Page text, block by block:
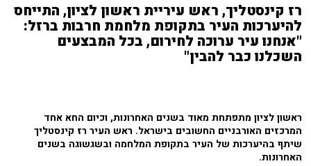
רז קינסטליך, ראש עיריית ראשון לציון, התייחס
להיערכות העיר בתקופת מלחמת חרבות ברזל:
"אנחנו עיר ערוכה לחירום, בכל המבצעים
השכלנו כבר להבין"
ראשון לציון מתפתחת מאוד בשנים האחרונות, וכיום החא אחד
המרכזים האורבניים החשובים בישראל. ראש העיר רז קינסטליך
שיתף בהיערכות של העיר בתקופת המלחמה ובשגשוגה בשנים
האחרונות.